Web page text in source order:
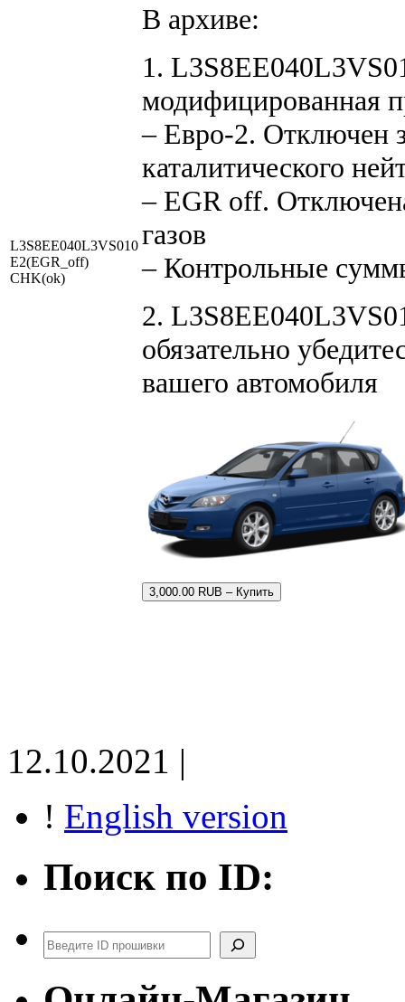
L3S8EE040L3VS010
E2(EGR_off)
CHK(ok)
В архиве:
1.
модифицированная
– Евро-2. Отключен
каталитического
– EGR off.
газов
– Контрольные
2.
обязательно
вашего автомобиля
3,000.00 RUB – Купить
12.10.2021 |
! English version
Поиск по ID:
Поиск